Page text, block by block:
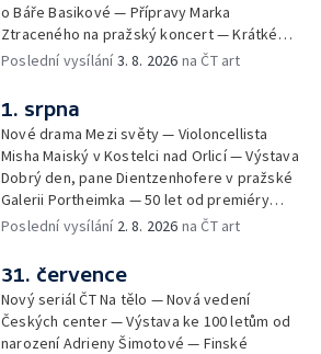
o Báře Basikové — Přípravy Marka
Ztraceného na pražský koncert — Krátké
zprávy z kultury — Nález historických
Poslední vysílání3. 8. 2026 na ČT art
1. srpna
Nové drama Mezi světy — Violoncellista
Misha Maiský v Kostelci nad Orlicí — Výstava
Dobrý den, pane Dientzenhofere v pražské
Galerii Portheimka — 50 let od premiéry
filmu Na samotě u lesa — Krátké zprávy z
Mercury
Poslední vysílání 2. 8. 2026 na ČT art
31. července
Nový seriál ČT Na tělo — Nová vedení
Českých center — Výstava ke 100 letům od
narození Adrieny Šimotové — Finské